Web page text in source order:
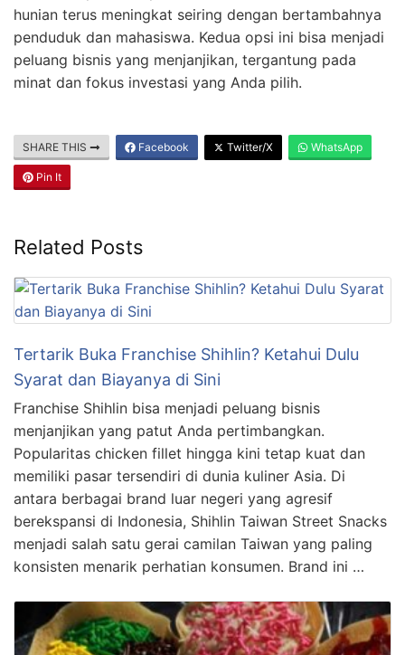
hunian terus meningkat seiring dengan bertambahnya
penduduk dan mahasiswa. Kedua opsi ini bisa menjadi
peluang bisnis yang menjanjikan, tergantung pada
minat dan fokus investasi yang Anda pilih.
SHARE THIS Facebook Twitter/X WhatsApp
Pin It
Related Posts
Tertarik Buka Franchise Shihlin? Ketahui Dulu
Syarat dan Biayanya di Sini
Franchise Shihlin bisa menjadi peluang bisnis
menjanjikan yang patut Anda pertimbangkan.
Popularitas chicken fillet hingga kini tetap kuat dan
memiliki pasar tersendiri di dunia kuliner Asia. Di
antara berbagai brand luar negeri yang agresif
berekspansi di Indonesia, Shihlin Taiwan Street Snacks
menjadi salah satu gerai camilan Taiwan yang paling
konsisten menarik perhatian konsumen. Brand ini …